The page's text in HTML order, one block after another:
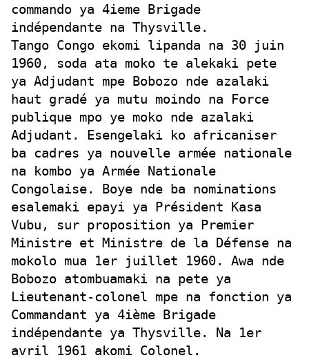
commando ya 4ieme Brigade
indépendante na Thysville.
Tango Congo ekomi lipanda na 30 juin
1960, soda ata moko te alekaki pete
ya Adjudant mpe Bobozo nde azalaki
haut gradé ya mutu moindo na Force
publique mpo ye moko nde azalaki
Adjudant. Esengelaki ko africaniser
ba cadres ya nouvelle armée nationale
na kombo ya Armée Nationale
Congolaise. Boye nde ba nominations
esalemaki epayi ya Président Kasa
Vubu, sur proposition ya Premier
Ministre et Ministre de la Défense na
mokolo mua 1er juillet 1960. Awa nde
Bobozo atombuamaki na pete ya
Lieutenant-colonel mpe na fonction ya
Commandant ya 4ième Brigade
indépendante ya Thysville. Na 1er
avril 1961 akomi Colonel.